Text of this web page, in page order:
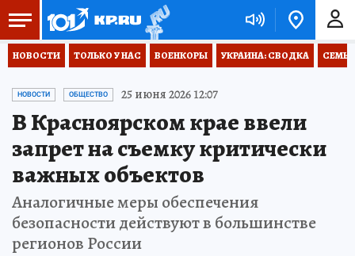
НОВОСТИ ТОЛЬКО У НАС ВОЕНКОРЫ УКРАИНА: СВОДКА
НОВОСТИ ОБЩЕСТВО 25 июня 2026 12:07
В Красноярском крае ввели
запрет на съемку критически
важных объектов
Аналогичные меры обеспечения
безопасности действуют в большинстве
регионов России